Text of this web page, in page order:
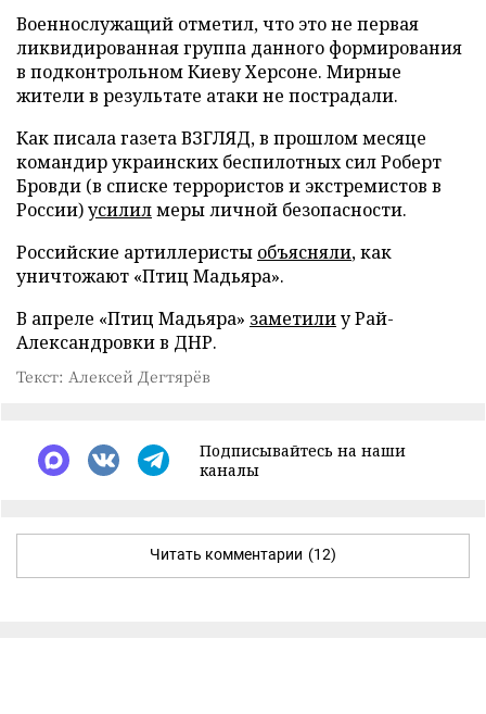
Военнослужащий отметил, что это не первая
ликвидированная группа данного формирования
в подконтрольном Киеву Херсоне. Мирные
жители в результате атаки не пострадали.
Как писала газета ВЗГЛЯД, в прошлом месяце
командир украинских беспилотных сил Роберт
Бровди (в списке террористов и экстремистов в
России)усилилмеры личной безопасности.
Российские артиллеристы объясняли, как
уничтожают «Птиц Мадьяра».
В апреле «Птиц Мадьяра» заметилиу Рай-
Александровки в ДНР.
Текст: Алексей Дегтярёв
Подписывайтесь на наши
каналы
Читать комментарии (12)